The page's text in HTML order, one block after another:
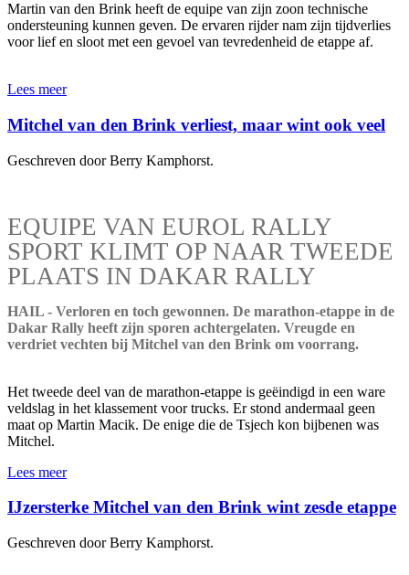
Martin van den Brink heeft de equipe van zijn zoon technische
ondersteuning kunnen geven. De ervaren rijder nam zijn tijdverlies
voor lief en sloot met een gevoel van tevredenheid de etappe af.
Lees meer
Mitchel van den Brink verliest, maar wint ook veel
Geschreven door Berry Kamphorst.
EQUIPE VAN EUROL RALLY
SPORT KLIMT OP NAAR TWEEDE
PLAATS IN DAKAR RALLY
HAIL - Verloren en toch gewonnen. De marathon-etappe in de
Dakar Rally heeft zijn sporen achtergelaten. Vreugde en
verdriet vechten bij Mitchel van den Brink om voorrang.
Het tweede deel van de marathon-etappe is geëindigd in een ware
veldslag in het klassement voor trucks. Er stond andermaal geen
maat op Martin Macik. De enige die de Tsjech kon bijbenen was
Mitchel.
Lees meer
IJzersterke Mitchel van den Brink wint zesde etappe
Geschreven door Berry Kamphorst.